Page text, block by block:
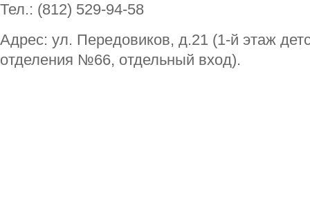
Тел.: (812) 529-94-58
Адрес: ул. Передовиков, д.21 (1-й этаж
отделения №66, отдельный вход).